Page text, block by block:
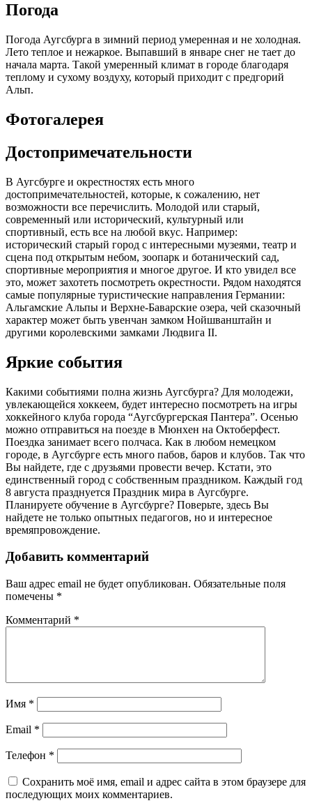
Погода
Погода Аугсбурга в зимний период умеренная и не холодная.
Лето теплое и нежаркое. Выпавший в январе снег не тает до
начала марта. Такой умеренный климат в городе благодаря
теплому и сухому воздуху, который приходит с предгорий
Альп.
Фотогалерея
Достопримечательности
В Аугсбурге и окрестностях есть много
достопримечательностей, которые, к сожалению, нет
возможности все перечислить. Молодой или старый,
современный или исторический, культурный или
спортивный, есть все на любой вкус. Например:
исторический старый город с интересными музеями, театр и
сцена под открытым небом, зоопарк и ботанический сад,
спортивные мероприятия и многое другое. И кто увидел все
это, может захотеть посмотреть окрестности. Рядом находятся
самые популярные туристические направления Германии:
Альгамские Альпы и Верхне-Баварские озера, чей сказочный
характер может быть увенчан замком Нойшванштайн и
другими королевскими замками Людвига II.
Яркие события
Какими событиями полна жизнь Аугсбурга? Для молодежи,
увлекающейся хоккеем, будет интересно посмотреть на игры
хоккейного клуба города “Аугсбургерская Пантера”. Осенью
можно отправиться на поезде в Мюнхен на Октоберфест.
Поездка занимает всего полчаса. Как в любом немецком
городе, в Аугсбурге есть много пабов, баров и клубов. Так что
Вы найдете, где с друзьями провести вечер. Кстати, это
единственный город с собственным праздником. Каждый год
8 августа празднуется Праздник мира в Аугсбурге.
Планируете обучение в Аугсбурге? Поверьте, здесь Вы
найдете не только опытных педагогов, но и интересное
времяпровождение.
Добавить комментарий
Ваш адрес email не будет опубликован. Обязательные поля
помечены *
Комментарий *
Имя *
Email *
Телефон *
Сохранить моё имя, email и адрес сайта в этом браузере для
последующих моих комментариев.